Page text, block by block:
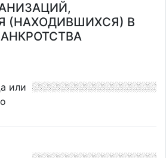
(НАХОДИВШИХСЯ) В
или